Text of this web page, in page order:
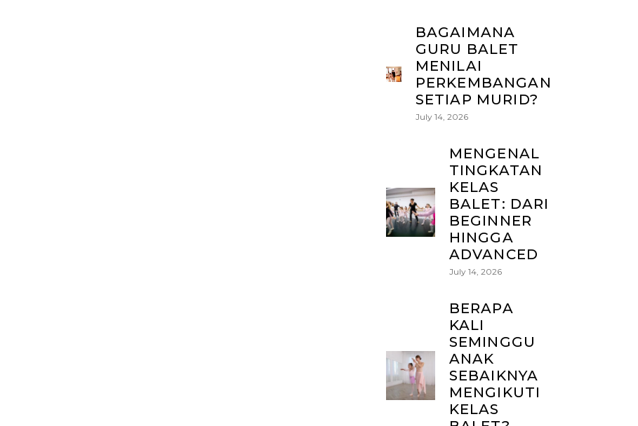
BAGAIMANA
GURU BALET
MENILAI
PERKEMBANGAN
SETIAP MURID?
July 14, 2026
MENGENAL
TINGKATAN
KELAS
BALET: DARI
BEGINNER
HINGGA
ADVANCED
July 14, 2026
BERAPA
KALI
SEMINGGU
ANAK
SEBAIKNYA
MENGIKUTI
KELAS